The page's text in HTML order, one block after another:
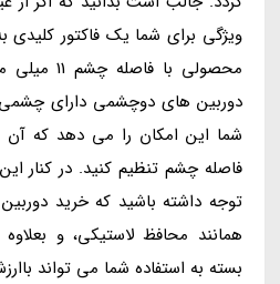
ویژگی برای شما یک فاکتور کلیدی
محصولی با
دوربین های دوچشمی دارای
شما این امکان را می دهد که آن
فاصله چشم تنظیم کنید. در کنار
توجه داشته باشید که خرید
همانند محافظ لاستیکی، و
بسته به استفاده شما می تواند